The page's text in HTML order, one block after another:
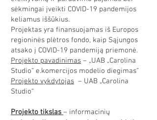
sėkmingai įveikti COVID-19 pandemijos
keliamus iššūkius.
Projektas yra finansuojamas iš Europos
regioninės plėtros fondo, kaip Sąjungos
atsako į COVID-19 pandemiją priemonė.
Projekto pavadinimas – „UAB „Carolina
Studio“ e.komercijos modelio diegimas“
Projekto vykdytojas – UAB „Carolina
Studio“
Projekto tikslas – informacinių